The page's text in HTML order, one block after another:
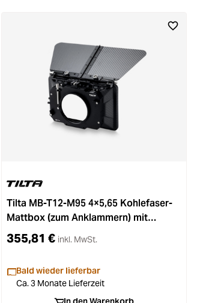
Tilta MB-T12-M95 4×5,65 Kohlefaser-
Mattbox (zum Anklammern) mit
Einzelunterstützung 95 mm Schwarz
355,81 € inkl. MwSt.
Bald wieder lieferbar
Ca. 3 Monate Lieferzeit